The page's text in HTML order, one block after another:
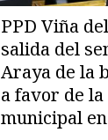
PPD Viña
salida del
Araya de la
a favor de
municipal